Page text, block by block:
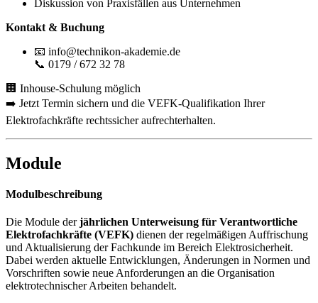
Diskussion von Praxisfällen aus Unternehmen
Kontakt & Buchung
📧 info@technikon-akademie.de
📞 0179 / 672 32 78
🏢 Inhouse-Schulung möglich
➡️ Jetzt Termin sichern und die VEFK-Qualifikation Ihrer
Elektrofachkräfte rechtssicher aufrechterhalten.
Module
Modulbeschreibung
Die Module derjährlichen Unterweisung für Verantwortliche
Elektrofachkräfte (VEFK) dienen der regelmäßigen Auffrischung
und Aktualisierung der Fachkunde im Bereich Elektrosicherheit.
Dabei werden aktuelle Entwicklungen, Änderungen in Normen und
Vorschriften sowie neue Anforderungen an die Organisation
elektrotechnischer Arbeiten behandelt.